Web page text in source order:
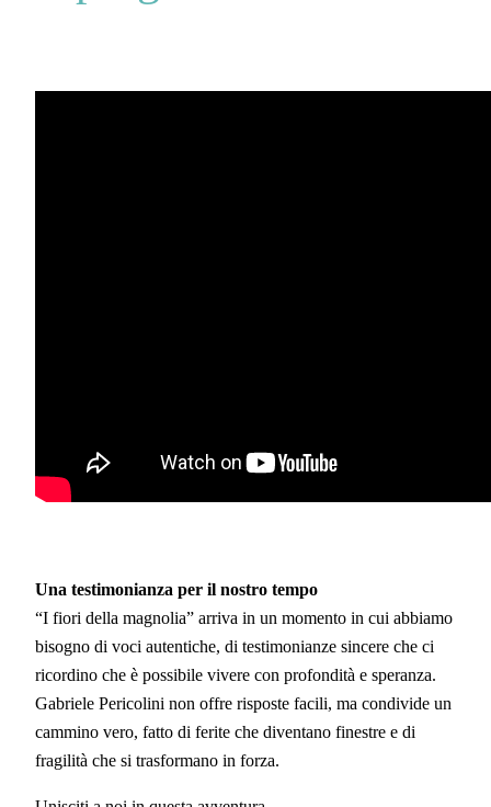
Una testimonianza per il nostro tempo
“I fiori della magnolia” arriva in un momento in cui abbiamo
bisogno di voci autentiche, di testimonianze sincere che ci
ricordino che è possibile vivere con profondità e speranza.
Gabriele Pericolini non offre risposte facili, ma condivide un
cammino vero, fatto di ferite che diventano finestre e di
fragilità che si trasformano in forza.